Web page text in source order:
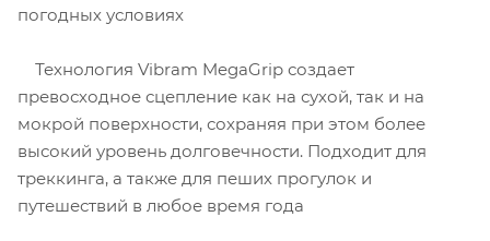
погодных условиях
Технология Vibram MegaGrip создает
превосходное сцепление как на сухой, так и на
мокрой поверхности, сохраняя при этом более
высокий уровень долговечности. Подходит для
треккинга, а также для пеших прогулок и
путешествий в любое время года